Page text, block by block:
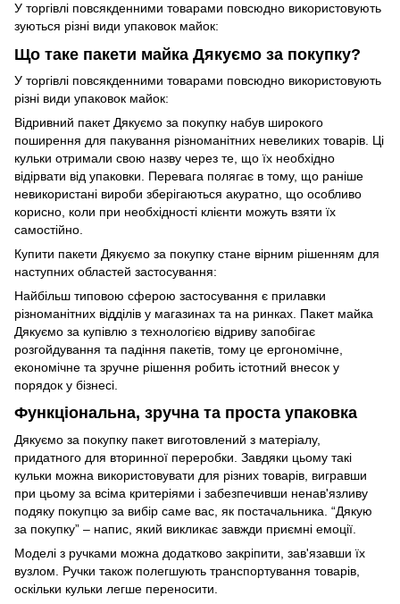
У торгівлі повсякденними товарами повсюдно використовують
зуються різні види упаковок майок:
Що таке пакети майка Дякуємо за покупку?
У торгівлі повсякденними товарами повсюдно використовують
різні види упаковок майок:
Відривний пакет Дякуємо за покупку набув широкого
поширення для пакування різноманітних невеликих товарів. Ці
кульки отримали свою назву через те, що їх необхідно
відірвати від упаковки. Перевага полягає в тому, що раніше
невикористані вироби зберігаються акуратно, що особливо
корисно, коли при необхідності клієнти можуть взяти їх
самостійно.
Купити пакети Дякуємо за покупку стане вірним рішенням для
наступних областей застосування:
Найбільш типовою сферою застосування є прилавки
різноманітних відділів у магазинах та на ринках. Пакет майка
Дякуємо за купівлю з технологією відриву запобігає
розгойдування та падіння пакетів, тому це ергономічне,
економічне та зручне рішення робить істотний внесок у
порядок у бізнесі.
Функціональна, зручна та проста упаковка
Дякуємо за покупку пакет виготовлений з матеріалу,
придатного для вторинної переробки. Завдяки цьому такі
кульки можна використовувати для різних товарів, вигравши
при цьому за всіма критеріями і забезпечивши ненав'язливу
подяку покупцю за вибір саме вас, як постачальника. “Дякую
за покупку” – напис, який викликає завжди приємні емоції.
Моделі з ручками можна додатково закріпити, зав'язавши їх
вузлом. Ручки також полегшують транспортування товарів,
оскільки кульки легше переносити.